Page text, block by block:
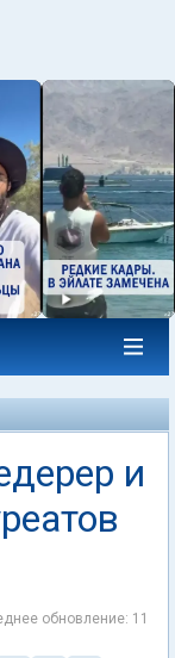
и
обновление: 11